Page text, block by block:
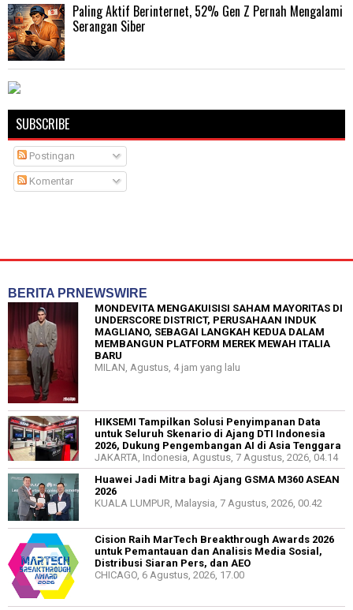
Paling Aktif Berinternet, 52% Gen Z Pernah Mengalami
Serangan Siber
SUBSCRIBE
Postingan
Komentar
BERITA PRNEWSWIRE
MONDEVITA MENGAKUISISI SAHAM MAYORITAS DI
UNDERSCORE DISTRICT, PERUSAHAAN INDUK
MAGLIANO, SEBAGAI LANGKAH KEDUA DALAM
MEMBANGUN PLATFORM MEREK MEWAH ITALIA
BARU
MILAN, Agustus, 4 jam yang lalu
HIKSEMI Tampilkan Solusi Penyimpanan Data
untuk Seluruh Skenario di Ajang DTI Indonesia
2026, Dukung Pengembangan AI di Asia Tenggara
JAKARTA, Indonesia, Agustus, 7 Agustus, 2026, 04.14
Huawei Jadi Mitra bagi Ajang GSMA M360 ASEAN
2026
KUALA LUMPUR, Malaysia, 7 Agustus, 2026, 00.42
Cision Raih MarTech Breakthrough Awards 2026
untuk Pemantauan dan Analisis Media Sosial,
Distribusi Siaran Pers, dan AEO
CHICAGO, 6 Agustus, 2026, 17.00